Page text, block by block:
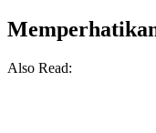
Also Read: